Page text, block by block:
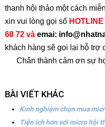
thanh hội thảo một cách
xin vui lòng gọi số HOTLINE
68 72 và emai:
khách hàng sẽ gọi lại hỗ trợ
Chân thành cảm ơn sự
BÀI VIẾT KHÁC
Kinh nghiệm chọn mua
Tiện ích hơn với micro hội